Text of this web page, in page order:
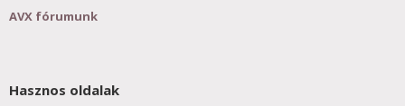
AVX fórumunk
Hasznos oldalak